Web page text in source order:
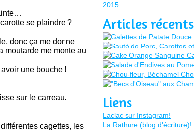
se plaindre ?
donc ça me donne
moutarde me monte au
une bouche !
sur le carreau.
cagettes, les
2015
Articles récents
Liens
Laclac sur Instagram!
La Rathure (blog d'écriture)!